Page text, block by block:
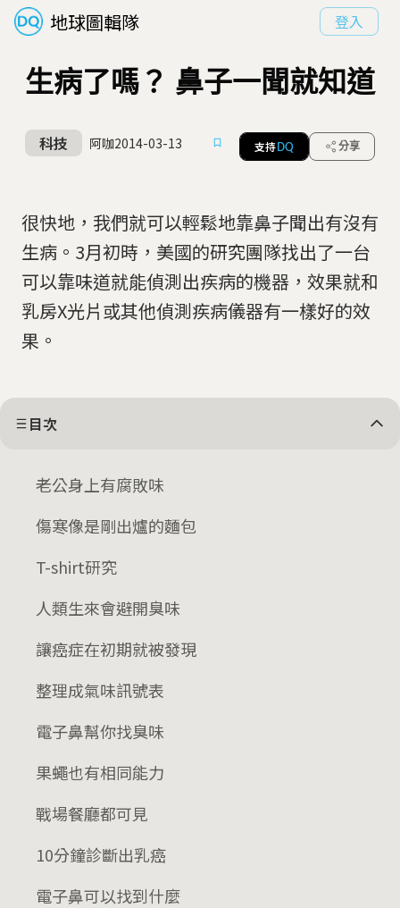
地球圖輯隊 登入
生病了嗎？ 鼻子一聞就知道
科技 阿咖2014-03-13 支持 DQ 分享
很快地，我們就可以輕鬆地靠鼻子聞出有沒有
生病。3月初時，美國的研究團隊找出了一台
可以靠味道就能偵測出疾病的機器，效果就和
乳房X光片或其他偵測疾病儀器有一樣好的效
果。
目次
老公身上有腐敗味
傷寒像是剛出爐的麵包
T-shirt研究
人類生來會避開臭味
讓癌症在初期就被發現
整理成氣味訊號表
電子鼻幫你找臭味
果蠅也有相同能力
戰場餐廳都可見
10分鐘診斷出乳癌
電子鼻可以找到什麼